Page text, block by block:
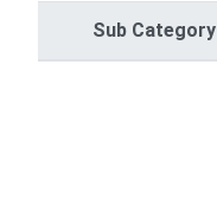
Sub Category